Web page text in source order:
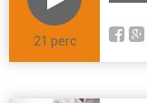
21 perc